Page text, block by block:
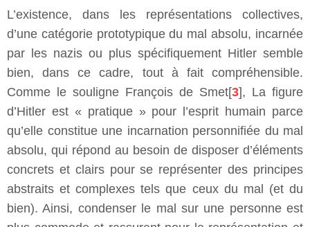
L’existence, dans les représentations collectives,
d’une catégorie prototypique du mal absolu, incarnée
par les nazis ou plus spécifiquement Hitler semble
bien, dans ce cadre, tout à fait compréhensible.
Comme le souligne François de Smet[3], La figure
d’Hitler est « pratique » pour l’esprit humain parce
qu’elle constitue une incarnation personnifiée du mal
absolu, qui répond au besoin de disposer d’éléments
concrets et clairs pour se représenter des principes
abstraits et complexes tels que ceux du mal (et du
bien). Ainsi, condenser le mal sur une personne est